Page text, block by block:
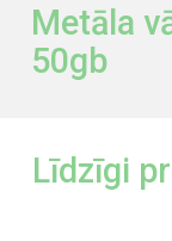
Metāla
50gb
Līdzīgi